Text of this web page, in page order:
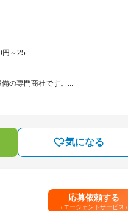
円～25...
の専門商社です。...
気になる
応募依頼する
（エージェントサービス）